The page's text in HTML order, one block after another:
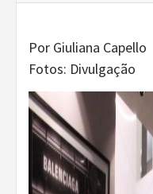
Por Giuliana Capello
Fotos: Divulgação